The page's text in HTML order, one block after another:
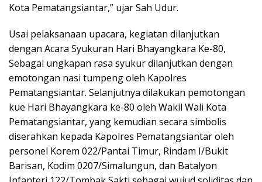
Kota Pematangsiantar,” ujar Sah Udur.
Usai pelaksanaan upacara, kegiatan dilanjutkan
dengan Acara Syukuran Hari Bhayangkara Ke-80,
Sebagai ungkapan rasa syukur dilanjutkan dengan
emotongan nasi tumpeng oleh Kapolres
Pematangsiantar. Selanjutnya dilakukan pemotongan
kue Hari Bhayangkara ke-80 oleh Wakil Wali Kota
Pematangsiantar, yang kemudian secara simbolis
diserahkan kepada Kapolres Pematangsiantar oleh
personel Korem 022/Pantai Timur, Rindam I/Bukit
Barisan, Kodim 0207/Simalungun, dan Batalyon